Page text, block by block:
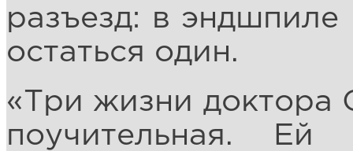
разъезд: в
остаться один.
«Три жизни доктора
поучительная. Ей